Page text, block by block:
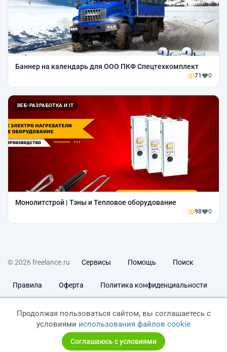
Баннер на календарь для ООО ПКФ Спецтехкомплект
71 0
ВЕБ-РАЗРАБОТКА И IT
Монолитстрой | Тэны и Тепловое оборудование
98 0
© 2026 freelance.ru Сервисы Помощь Поиск
Правила Оферта Политика конфиденциальности
Продолжая пользоваться сайтом, вы соглашаетесь с
условиями использования файлов cookie
Соглашаюсь с условиями